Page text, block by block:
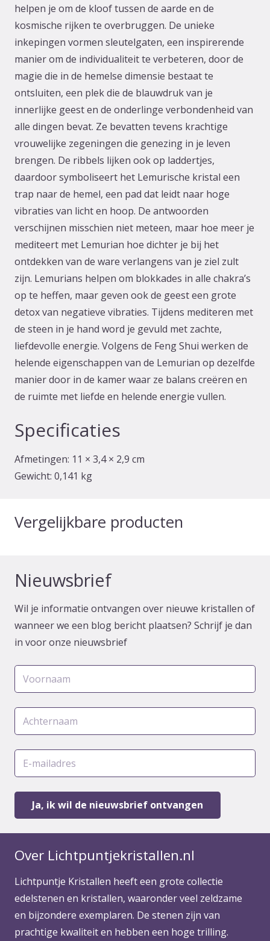
helpen je om de kloof tussen de aarde en de
kosmische rijken te overbruggen. De unieke
inkepingen vormen sleutelgaten, een inspirerende
manier om de individualiteit te verbeteren, door de
magie die in de hemelse dimensie bestaat te
ontsluiten, een plek die de blauwdruk van je
innerlijke geest en de onderlinge verbondenheid van
alle dingen bevat. Ze bevatten tevens krachtige
vrouwelijke zegeningen die genezing in je leven
brengen. De ribbels lijken ook op laddertjes,
daardoor symboliseert het Lemurische kristal een
trap naar de hemel, een pad dat leidt naar hoge
vibraties van licht en hoop. De antwoorden
verschijnen misschien niet meteen, maar hoe meer je
mediteert met Lemurian hoe dichter je bij het
ontdekken van de ware verlangens van je ziel zult
zijn. Lemurians helpen om blokkades in alle chakra’s
op te heffen, maar geven ook de geest een grote
detox van negatieve vibraties. Tijdens mediteren met
de steen in je hand word je gevuld met zachte,
liefdevolle energie. Volgens de Feng Shui werken de
helende eigenschappen van de Lemurian op dezelfde
manier door in de kamer waar ze balans creëren en
de ruimte met liefde en helende energie vullen.
Specificaties
Afmetingen: 11 × 3,4 × 2,9 cm
Gewicht: 0,141 kg
Vergelijkbare producten
Nieuwsbrief
Wil je informatie ontvangen over nieuwe kristallen of
wanneer we een blog bericht plaatsen? Schrijf je dan
in voor onze nieuwsbrief
Over Lichtpuntjekristallen.nl
Lichtpuntje Kristallen heeft een grote collectie
edelstenen en kristallen, waaronder veel zeldzame
en bijzondere exemplaren. De stenen zijn van
prachtige kwaliteit en hebben een hoge trilling.